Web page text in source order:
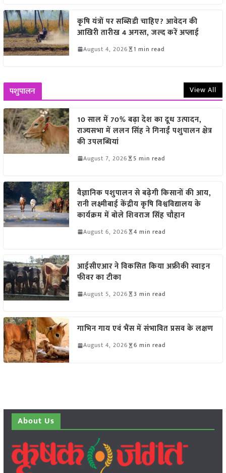
कृषि यंत्रों पर सब्सिडी चाहिए? आवेदन की
आखिरी तारीख 4 अगस्त, जल्द करें अप्लाई
August 4, 2026 1 min read
पशुपालन View All
10 साल में 70% बढ़ा देश का दूध उत्पादन,
राज्यसभा में ललन सिंह ने गिनाईं पशुपालन क्षेत्र
की उपलब्धियां
August 7, 2026 5 min read
वैज्ञानिक पशुपालन से बढ़ेगी किसानों की आय,
रानी लक्ष्मीबाई केंद्रीय कृषि विश्वविद्यालय के
कार्यक्रम में बोले शिवराज सिंह चौहान
August 6, 2026 4 min read
आईसीएआर ने विकसित किया अफ्रीकी स्वाइन
फीवर का टीका
August 5, 2026 3 min read
गाभिन गाय एवं भैंस में संभावित प्रसव के लक्षण
August 4, 2026 6 min read
About Us